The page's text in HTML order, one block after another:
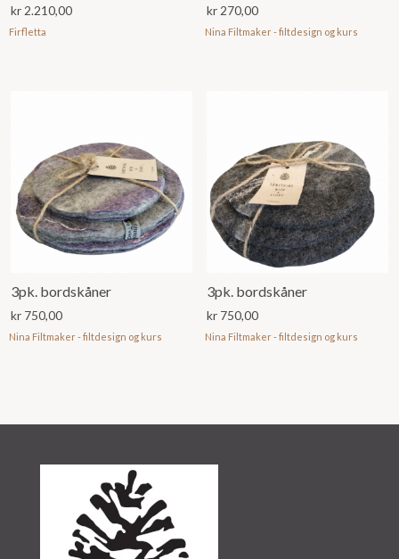
kr 2.210,00
Firfletta
kr 270,00
Nina Filtmaker - filtdesign og kurs
3pk. bordskåner
kr 750,00
Nina Filtmaker - filtdesign og kurs
3pk. bordskåner
kr 750,00
Nina Filtmaker - filtdesign og kurs